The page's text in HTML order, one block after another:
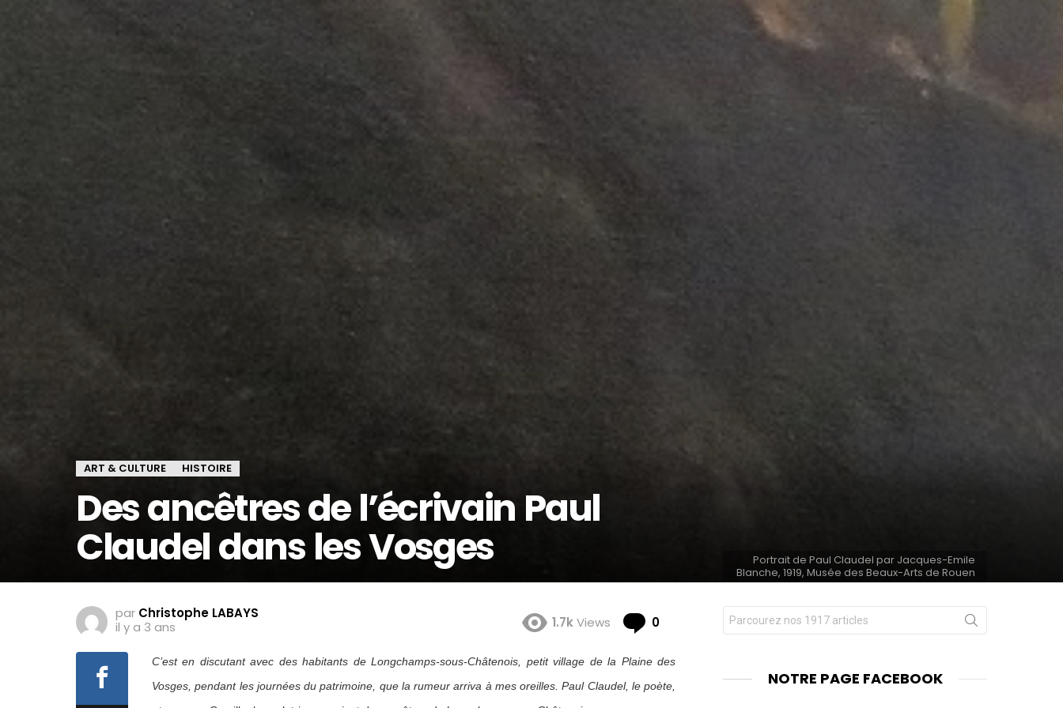
ART & CULTURE HISTOIRE
Des ancêtres de l’écrivain Paul
Claudel dans les Vosges
Portrait de Paul Claudel par Jacques-Emile
Blanche, 1919, Musée des Beaux-Arts de Rouen
par Christophe LABAYS
il y a 3 ans
1.7kViews 0 Comments
C’est en discutant avec des habitants de Longchamps-sous-Châtenois, petit village de la Plaine des
Vosges, pendant les journées du patrimoine, que la rumeur arriva à mes oreilles. Paul Claudel, le poète,
Chercher
pour
NOTRE PAGE FACEBOOK